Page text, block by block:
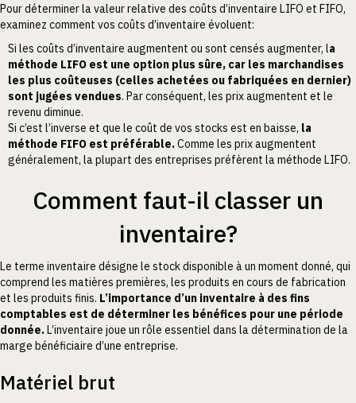
Pour déterminer la valeur relative des coûts d’inventaire LIFO et FIFO,
examinez comment vos coûts d’inventaire évoluent:
Si les coûts d’inventaire augmentent ou sont censés augmenter, la
méthode LIFO est une option plus sûre, car les marchandises
les plus coûteuses (celles achetées ou fabriquées en dernier)
sont jugées vendues. Par conséquent, les prix augmentent et le
revenu diminue.
Si c’est l’inverse et que le coût de vos stocks est en baisse, la
méthode FIFO est préférable.Comme les prix augmentent
généralement, la plupart des entreprises préfèrent la méthode LIFO.
Comment faut-il classer un
inventaire?
Le terme inventaire désigne le stock disponible à un moment donné, qui
comprend les matières premières, les produits en cours de fabrication
et les produits finis. L’importance d’un inventaire à des fins
comptables est de déterminer les bénéfices pour une période
donnée.L’inventaire joue un rôle essentiel dans la détermination de la
marge bénéficiaire d’une entreprise.
Matériel brut